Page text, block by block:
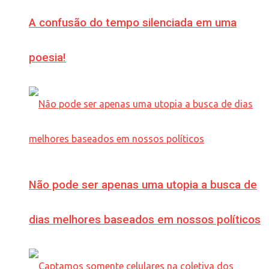
A confusão do tempo silenciada em uma
poesia!
Não pode ser apenas uma utopia a busca de
dias melhores baseados em nossos políticos